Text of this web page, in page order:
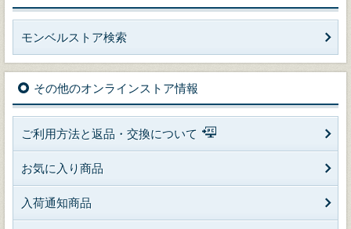
モンベルストア検索
その他のオンラインストア情報
ご利用方法と返品・交換について
お気に入り商品
入荷通知商品